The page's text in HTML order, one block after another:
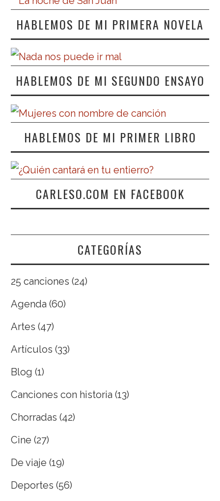
HABLEMOS DE MI PRIMERA NOVELA
HABLEMOS DE MI SEGUNDO ENSAYO
HABLEMOS DE MI PRIMER LIBRO
CARLESO.COM EN FACEBOOK
CATEGORÍAS
25 canciones (24)
Agenda (60)
Artes (47)
Artículos (33)
Blog (1)
Canciones con historia (13)
Chorradas (42)
Cine (27)
De viaje (19)
Deportes (56)